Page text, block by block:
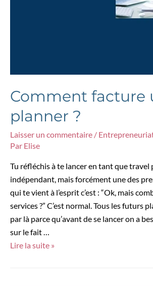
Comment facture
planner ?
Laisser un commentaire /
Par Elise
Tu réfléchis à te lancer en tant que travel
indépendant, mais forcément une des
qui te vient à l’esprit c’est : “Ok, mais
services ?” C’est normal. Tous les futurs
par là parce qu’avant de se lancer on a
sur le fait …
Comment
Lire la suite »